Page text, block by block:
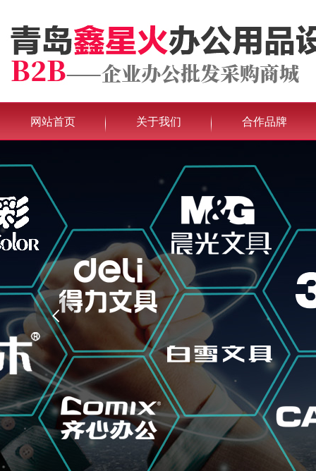
网站首页 关于我们 合作品牌